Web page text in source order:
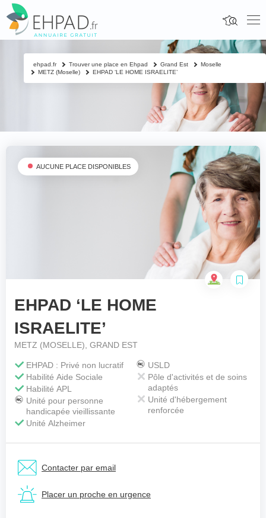
Fermer
Contacter un proche
Nom & prénom du résident à contacter *
Votre téléphone*
AUCUNE PLACE DISPONIBLES
EHPAD ‘LE HOME
ISRAELITE’
METZ (MOSELLE), GRAND EST
EHPAD : Privé non lucratif
Habilité Aide Sociale
Habilité APL
Unité pour personne
handicapée vieillissante
Unité Alzheimer
USLD
Pôle d'activités et de soins
adaptés
Unité d'hébergement
renforcée
Contacter par email
Placer un proche en urgence
ehpad.fr Trouver une place en Ehpad Grand Est
Moselle
METZ (Moselle)
EHPAD ‘LE HOME ISRAELITE’